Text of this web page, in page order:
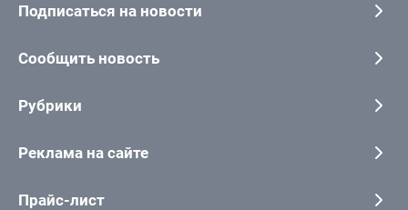
Подписаться на новости
Сообщить новость
Рубрики
Реклама на сайте
Прайс-лист